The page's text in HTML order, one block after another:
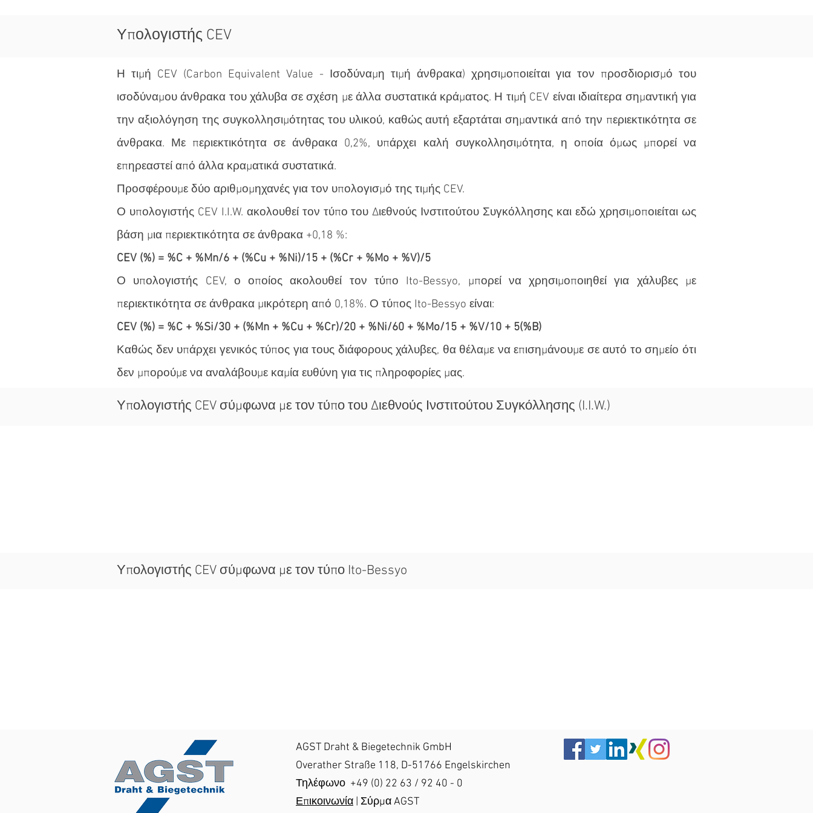
Υπολογιστής CEV
Η τιμή CEV (Carbon Equivalent Value - Ισοδύναμη τιμή άνθρακα) χρησιμοποιείται για τον προσδιορισμό του
ισοδύναμου άνθρακα του χάλυβα σε σχέση με άλλα συστατικά κράματος. Η τιμή CEV είναι ιδιαίτερα σημαντική για
την αξιολόγηση της συγκολλησιμότητας του υλικού, καθώς αυτή εξαρτάται σημαντικά από την περιεκτικότητα σε
άνθρακα. Με περιεκτικότητα σε άνθρακα 0,2%, υπάρχει καλή συγκολλησιμότητα, η οποία όμως μπορεί να
επηρεαστεί από άλλα κραματικά συστατικά.
Προσφέρουμε δύο αριθμομηχανές για τον υπολογισμό της τιμής CEV.
Ο υπολογιστής CEV I.I.W. ακολουθεί τον τύπο του Διεθνούς Ινστιτούτου Συγκόλλησης και εδώ χρησιμοποιείται ως
βάση μια περιεκτικότητα σε άνθρακα +0,18 %:
CEV (%) = %C + %Mn/6 + (%Cu + %Ni)/15 + (%Cr + %Mo + %V)/5
Ο υπολογιστής CEV, ο οποίος ακολουθεί τον τύπο Ito-Bessyo, μπορεί να χρησιμοποιηθεί για χάλυβες με
περιεκτικότητα σε άνθρακα μικρότερη από 0,18%. Ο τύπος Ito-Bessyo είναι:
CEV (%) = %C + %Si/30 + (%Mn + %Cu + %Cr)/20 + %Ni/60 + %Mo/15 + %V/10 + 5(%B)
Καθώς δεν υπάρχει γενικός τύπος για τους διάφορους χάλυβες, θα θέλαμε να επισημάνουμε σε αυτό το σημείο ότι
δεν μπορούμε να αναλάβουμε καμία ευθύνη για τις πληροφορίες μας.
Υπολογιστής CEV σύμφωνα με τον τύπο του Διεθνούς Ινστιτούτου Συγκόλλησης (I.I.W.)
Υπολογιστής CEV σύμφωνα με τον τύπο Ito-Bessyo
AGST Draht & Biegetechnik GmbH
Overather Straße 118, D-51766 Engelskirchen
Τηλέφωνο +49 (0) 22 63 / 92 40 - 0
Επικοινωνία | Σύρμα AGST